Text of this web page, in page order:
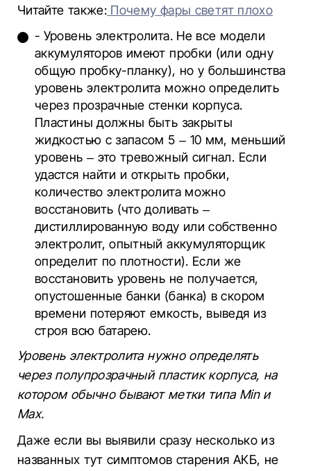
Читайте также: Почему фары светят плохо
- Уровень электролита. Не все модели
аккумуляторов имеют пробки (или одну
общую пробку-планку), но у большинства
уровень электролита можно определить
через прозрачные стенки корпуса.
Пластины должны быть закрыты
жидкостью с запасом 5 – 10 мм, меньший
уровень – это тревожный сигнал. Если
удастся найти и открыть пробки,
количество электролита можно
восстановить (что доливать –
дистиллированную воду или собственно
электролит, опытный аккумуляторщик
определит по плотности). Если же
восстановить уровень не получается,
опустошенные банки (банка) в скором
времени потеряют емкость, выведя из
строя всю батарею.
Уровень электролита нужно определять
через полупрозрачный пластик корпуса, на
котором обычно бывают метки типа Min и
Max.
Даже если вы выявили сразу несколько из
названных тут симптомов старения АКБ, не